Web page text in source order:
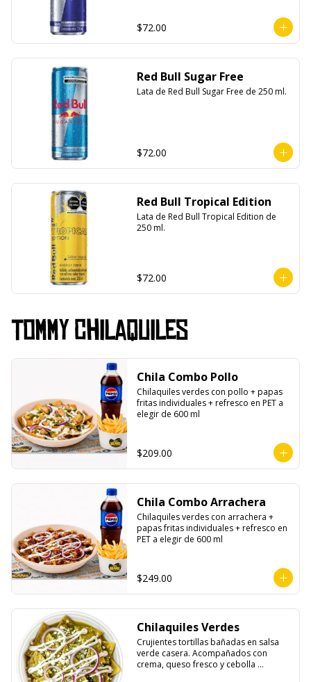
$72.00
Red Bull Sugar Free
Lata de Red Bull Sugar Free de 250 ml.
$72.00
Red Bull Tropical Edition
Lata de Red Bull Tropical Edition de
250 ml.
$72.00
Tommy Chilaquiles
Chila Combo Pollo
Chilaquiles verdes con pollo + papas
fritas individuales + refresco en PET a
elegir de 600 ml
$209.00
Chila Combo Arrachera
Chilaquiles verdes con arrachera +
papas fritas individuales + refresco en
PET a elegir de 600 ml
$249.00
Chilaquiles Verdes
Crujientes tortillas bañadas en salsa
verde casera. Acompañados con
crema, queso fresco y cebolla